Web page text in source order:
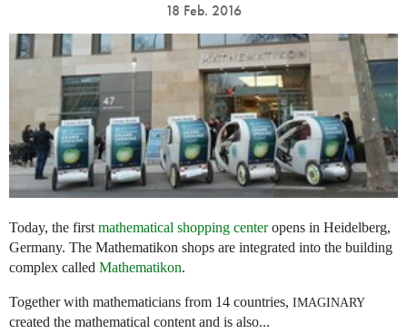
18 Feb. 2016
Today, the first mathematical shopping centeropens in Heidelberg,
Germany. The Mathematikon shops are integrated into the building
complex called Mathematikon.
Together with mathematicians from 14 countries, IMAGINARY
created the mathematical content and is also...